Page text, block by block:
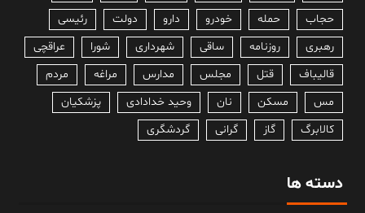
حجاب
حمله خودرو دارو دولت
رئیسی
رهبری
روزنامه ساقی شهرداری شورا
عراقچی
قالیباف
قتل مجلس مدارس مراغه
مردم
مس
مسکن نان وحید خدادادی
پزشکیان
کالابرگ
گاز گرانی گردشگری
دسته ها